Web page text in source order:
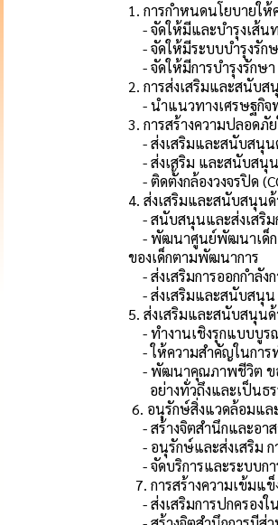
1. การกำหนดนโยบายใ
- จัดให้มีและบำรุงเส้น
- จัดให้มีระบบบำรุงรั
- จัดให้มีการบำรุงรักษ
2. การส่งเสริมและสนับส
- นำแนวทางเศรษฐกิจ
3. การสร้างความปลอด
- ส่งเสริมและสนับสนุน
- ส่งเสริม และสนับสนุ
- ติดตั้งกล้องวงจรปิด
4. ส่งเสริมและสนับสนุน
- สนับสนุนและส่งเสริม
- พัฒนาศูนย์พัฒนาเด็กเ
ของเด็กตามพัฒนาการ
- ส่งเสริมการออกกำลั
- ส่งเสริมและสนับสนุ
5. ส่งเสริมและสนับสนุน
- ทำงานเชิงรุกแบบบูร
- ให้ความสำคัญในการ
- พัฒนาคุณภาพชีวิต ของ
อย่างทั่วถึงและเป็นธ
6. อนุรักษ์สิ่งแวดล้อมแล
- สร้างจิตสำนึกและอา
- อนุรักษ์และส่งเสริม
- จัดบริการและระบบก
7. การสร้างความเข้ม
- ส่งเสริมการปกครอง